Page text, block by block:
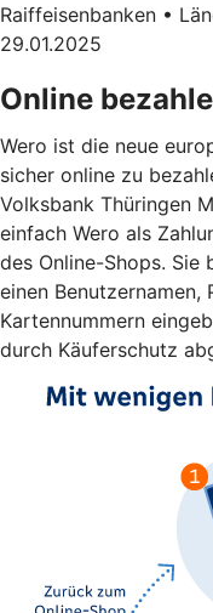
Raiffeisenbanken •
29.01.2025
Online
Wero ist die neue
sicher online zu
Volksbank Thüringen
einfach Wero als
des Online-Shops. Sie
einen Benutzernamen,
Kartennummern
durch Käuferschutz